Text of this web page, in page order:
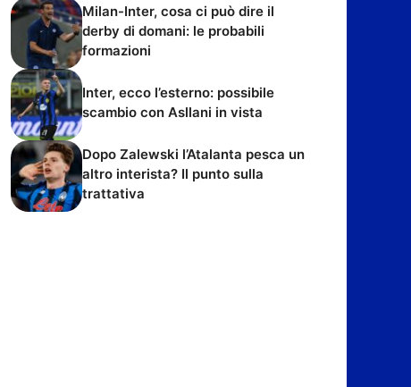
Milan-Inter, cosa ci può dire il
derby di domani: le probabili
formazioni
Inter, ecco l’esterno: possibile
scambio con Asllani in vista
Dopo Zalewski l’Atalanta pesca un
altro interista? Il punto sulla
trattativa